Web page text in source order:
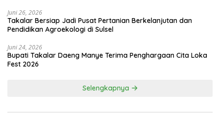
Juni 26, 2026
Takalar Bersiap Jadi Pusat Pertanian Berkelanjutan dan
Pendidikan Agroekologi di Sulsel
Juni 24, 2026
Bupati Takalar Daeng Manye Terima Penghargaan Cita Loka
Fest 2026
Selengkapnya